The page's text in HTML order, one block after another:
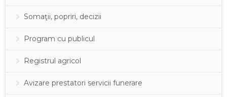
Somaţii, popriri, decizii
Program cu publicul
Registrul agricol
Avizare prestatori servicii funerare